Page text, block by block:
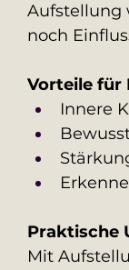
Aufstellung
noch
Vorteile für
Innere
Praktische
Mit